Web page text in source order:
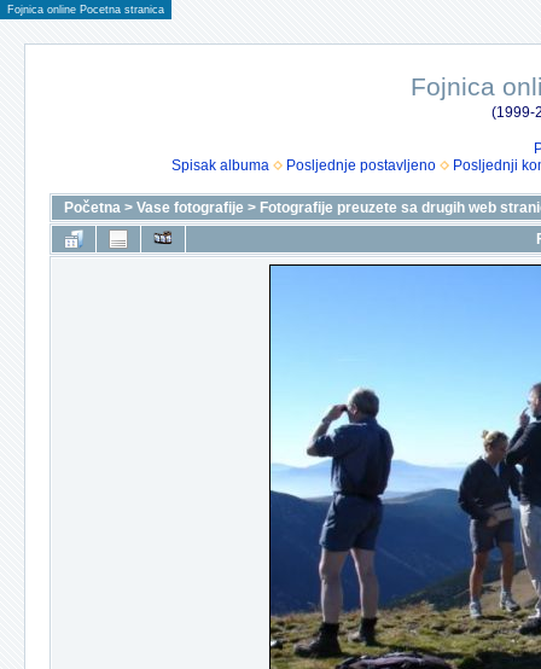
Fojnica online Pocetna stranica
Fojnica
(1999-
Spisak albuma
Posljednje postavljeno Posljednji
Početna > Vase fotografije > Fotografije preuzete sa drugih web